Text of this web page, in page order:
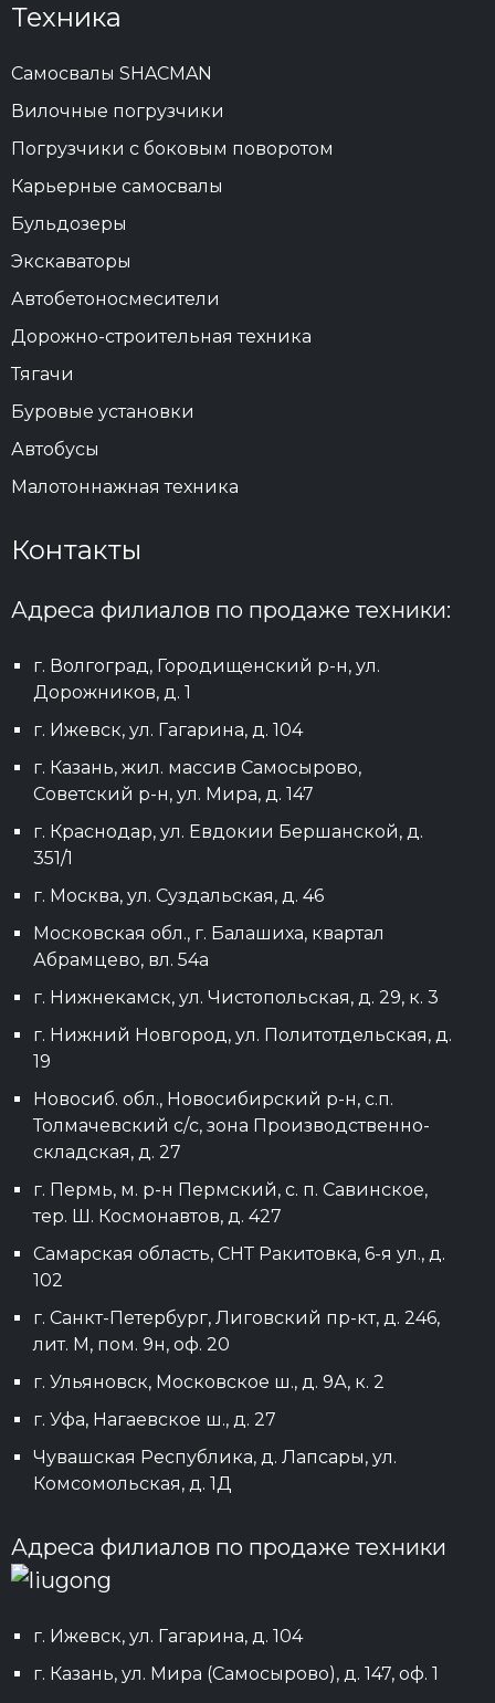
Техника
Самосвалы SHACMAN
Вилочные погрузчики
Погрузчики с боковым поворотом
Карьерные самосвалы
Бульдозеры
Экскаваторы
Автобетоносмесители
Дорожно-строительная техника
Тягачи
Буровые установки
Автобусы
Малотоннажная техника
Контакты
Адреса филиалов по продаже техники:
г. Волгоград, Городищенский р-н, ул.
Дорожников, д. 1
г. Ижевск, ул. Гагарина, д. 104
г. Казань, жил. массив Самосырово,
Советский р-н, ул. Мира, д. 147
г. Краснодар, ул. Евдокии Бершанской, д.
351/1
г. Москва, ул. Суздальская, д. 46
Московская обл., г. Балашиха, квартал
Абрамцево, вл. 54а
г. Нижнекамск, ул. Чистопольская, д. 29, к. 3
г. Нижний Новгород, ул. Политотдельская, д.
19
Новосиб. обл., Новосибирский р-н, с.п.
Толмачевский с/с, зона Производственно-
складская, д. 27
г. Пермь, м. р-н Пермский, с. п. Савинское,
тер. Ш. Космонавтов, д. 427
Самарская область, СНТ Ракитовка, 6-я ул., д.
102
г. Санкт-Петербург, Лиговский пр-кт, д. 246,
лит. М, пом. 9н, оф. 20
г. Ульяновск, Московское ш., д. 9А, к. 2
г. Уфа, Нагаевское ш., д. 27
Чувашская Республика, д. Лапсары, ул.
Комсомольская, д. 1Д
Адреса филиалов по продаже техники
г. Ижевск, ул. Гагарина, д. 104
г. Казань, ул. Мира (Самосырово), д. 147, оф. 1